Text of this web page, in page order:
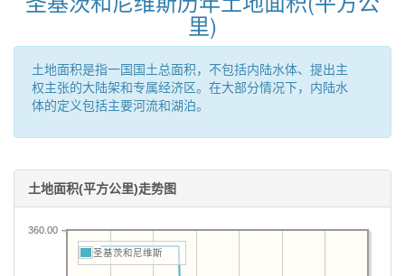
里)
土地面积是指一国国土总面积，不包括内陆水体、提出主
权主张的大陆架和专属经济区。在大部分情况下，内陆水
体的定义包括主要河流和湖泊。
土地面积(平方公里)走势图
360.00
圣基茨和尼维斯